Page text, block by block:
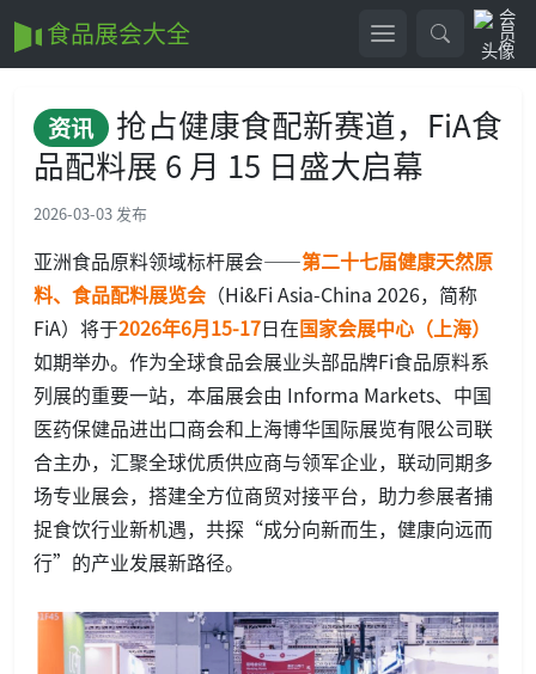
食品展会大全
资讯 抢占健康食配新赛道，FiA食
品配料展 6 月 15 日盛大启幕
2026-03-03 发布
亚洲食品原料领域标杆展会——第二十七届健康天然原
料、食品配料展览会 （Hi&Fi Asia-China 2026，简称
FiA）将于2026年6月15-17日在国家会展中心（上海）
如期举办。作为全球食品会展业头部品牌Fi食品原料系
列展的重要一站，本届展会由 Informa Markets、中国
医药保健品进出口商会和上海博华国际展览有限公司联
合主办，汇聚全球优质供应商与领军企业，联动同期多
场专业展会，搭建全方位商贸对接平台，助力参展者捕
捉食饮行业新机遇，共探“成分向新而生，健康向远而
行”的产业发展新路径。